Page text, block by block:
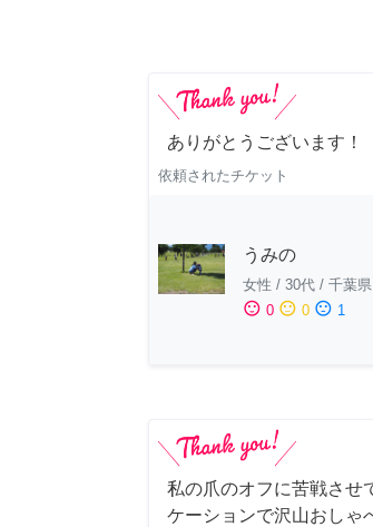
ありがとうございます！
依頼されたチケット
うみの
女性 / 30代 / 千葉県
sentiment_satisfied 0 sentiment_neutral 0 sentiment_dissatisfied 1
私の爪のオフに苦戦させ
ケーションで沢山おしゃ